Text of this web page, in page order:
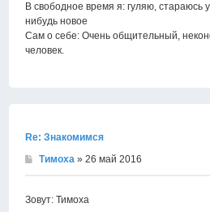
В свободное время я: гуляю, стараюсь
нибудь новое
Сам о себе: Очень общительный,
человек.
Re: Знакомимся
Тимоха » 26 май 2016
Зовут: Тимоха